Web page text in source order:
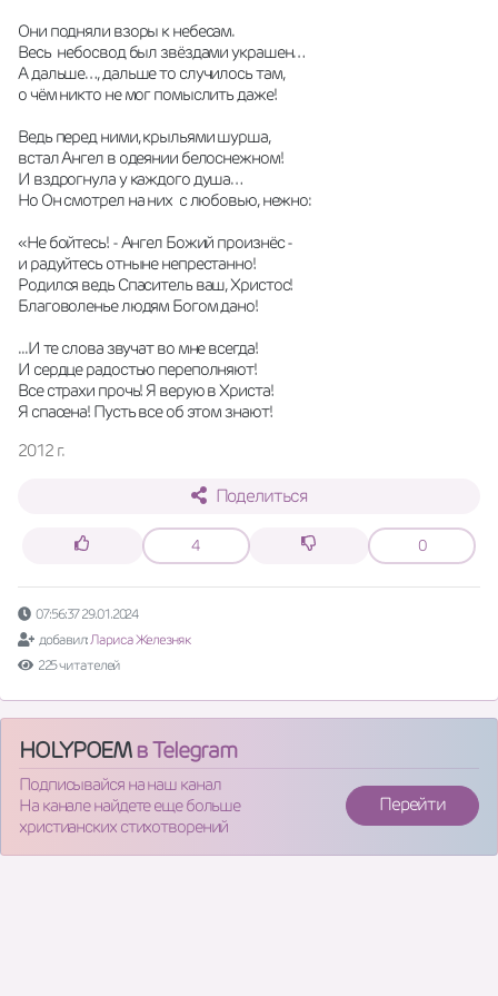
Они подняли взоры к небесам.
Весь  небосвод был звёздами украшен…
А дальше…, дальше то случилось там,
о чём никто не мог помыслить даже!
Ведь перед ними, крыльями шурша,
встал Ангел в одеянии белоснежном!
И вздрогнула у каждого душа…
Но Он смотрел на них  с любовью, нежно:
«Не бойтесь! - Ангел Божий произнёс -
и радуйтесь отныне непрестанно!
Родился ведь Спаситель ваш, Христос!
Благоволенье людям Богом дано!
...И те слова звучат во мне всегда!
И сердце радостью переполняют!
Все страхи прочь! Я верую в Христа!
Я спасена! Пусть все об этом знают!
2012 г.
Поделиться
4 0
07:56:37 29.01.2024
добавил:Лариса Железняк
225 читателей
HOLYPOEMв Telegram
Подписывайся на наш канал
На канале найдете еще больше
христианских стихотворений
Перейти